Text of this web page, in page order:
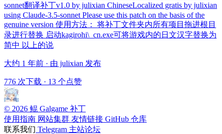
sonnet翻译补丁v1.0 by julixian ChineseLocalized gratis by julixian
using Claude-3.5-sonnet Please use this patch on the basis of the
genuine version 使用方法： 将补丁文件夹内所有项目拖进根目
录进行替换 启动kagirohi\_cn.exe可将游戏内的日文汉字替换为
简中 以上的说
大约 1 年前 · 由 julixian 发布
776 次下载 · 13 个点赞
© 2026 鲲 Galgame 补丁
使用指南 网站集群 友情链接 GitHub 仓库
联系我们 Telegram 主站论坛